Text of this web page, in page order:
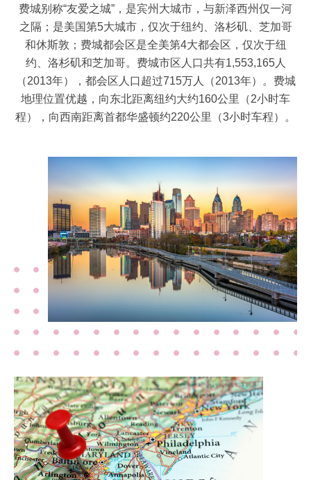
费城别称“友爱之城”，是宾州大城市，与新泽西州仅一河
之隔；是美国第5大城市，仅次于纽约、洛杉矶、芝加哥
和休斯敦；费城都会区是全美第4大都会区，仅次于纽
约、洛杉矶和芝加哥。费城市区人口共有1,553,165人
（2013年），都会区人口超过715万人（2013年）。费城
地理位置优越，向东北距离纽约大约160公里（2小时车
程），向西南距离首都华盛顿约220公里（3小时车程）。